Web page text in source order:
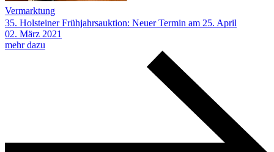
Vermarktung
35. Holsteiner Frühjahrsauktion: Neuer Termin am 25. April
02. März 2021
mehr dazu